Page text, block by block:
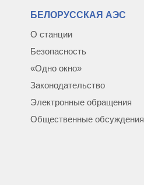
БЕЛОРУССКАЯ АЭС
О станции
Безопасность
«Одно окно»
Законодательство
Электронные обращения
Общественные обсуждения